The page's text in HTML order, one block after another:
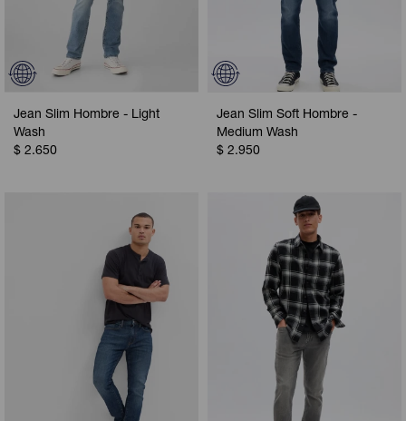
Jean Slim Hombre - Light
Wash
$ 2.650
Jean Slim Soft Hombre -
Medium Wash
$ 2.950